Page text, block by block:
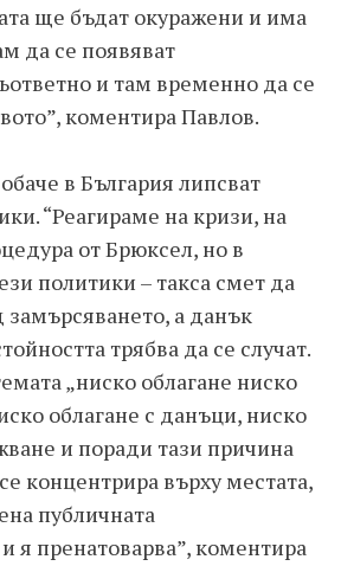
ще бъдат окуражени и има
да се появяват
и там временно да се
коментира Павлов.
в България липсват
“Реагираме на кризи, на
от Брюксел, но в
политики – такса смет да
а данък
трябва да се случат.
„ниско облагане ниско
облагане с данъци, ниско
и поради тази причина
концентрира върху местата,
публичната
я пренатоварва”, коментира